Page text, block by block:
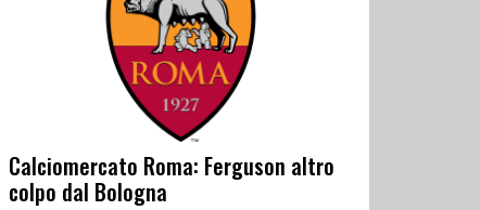
Calciomercato Roma: Ferguson altro
colpo dal Bologna